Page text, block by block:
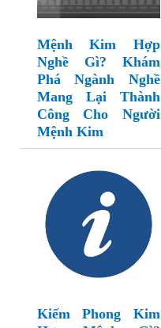
Mệnh Kim Hợp
Nghề Gì? Khám
Phá Ngành Nghề
Mang Lại Thành
Công Cho Người
Mệnh Kim
Kiếm Phong Kim